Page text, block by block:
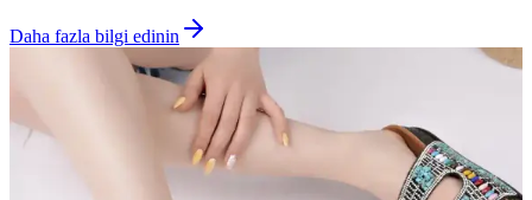
Daha fazla bilgi edinin